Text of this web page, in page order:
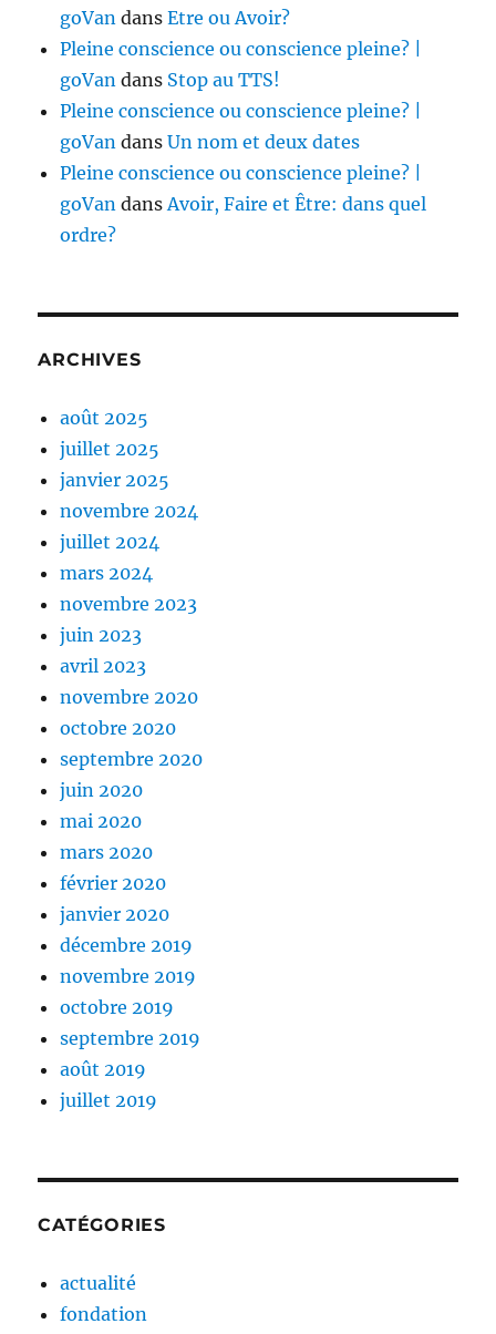
goVan dansEtre ou Avoir?
Pleine conscience ou conscience pleine? |
goVan dans Stop au TTS!
Pleine conscience ou conscience pleine? |
goVan dansUn nom et deux dates
Pleine conscience ou conscience pleine? |
goVan dansAvoir, Faire et Être: dans quel
ordre?
ARCHIVES
août 2025
juillet 2025
janvier 2025
novembre 2024
juillet 2024
mars 2024
novembre 2023
juin 2023
avril 2023
novembre 2020
octobre 2020
septembre 2020
juin 2020
mai 2020
mars 2020
février 2020
janvier 2020
décembre 2019
novembre 2019
octobre 2019
septembre 2019
août 2019
juillet 2019
CATÉGORIES
actualité
fondation